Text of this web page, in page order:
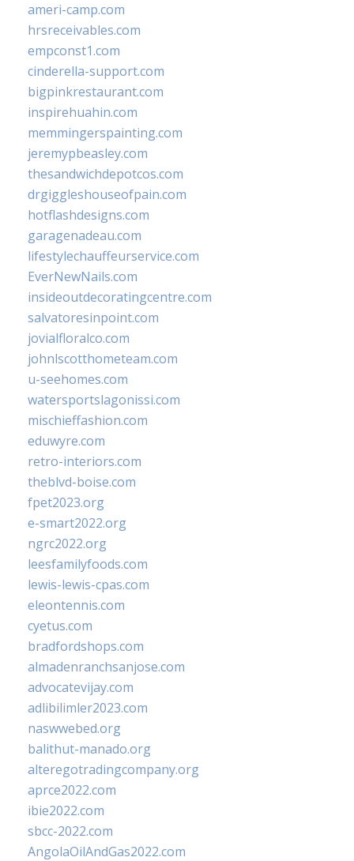
ameri-camp.com
hrsreceivables.com
empconst1.com
cinderella-support.com
bigpinkrestaurant.com
inspirehuahin.com
memmingerspainting.com
jeremypbeasley.com
thesandwichdepotcos.com
drgiggleshouseofpain.com
hotflashdesigns.com
garagenadeau.com
lifestylechauffeurservice.com
EverNewNails.com
insideoutdecoratingcentre.com
salvatoresinpoint.com
jovialfloralco.com
johnlscotthometeam.com
u-seehomes.com
watersportslagonissi.com
mischieffashion.com
eduwyre.com
retro-interiors.com
theblvd-boise.com
fpet2023.org
e-smart2022.org
ngrc2022.org
leesfamilyfoods.com
lewis-lewis-cpas.com
eleontennis.com
cyetus.com
bradfordshops.com
almadenranchsanjose.com
advocatevijay.com
adlibilimler2023.com
naswwebed.org
balithut-manado.org
alteregotradingcompany.org
aprce2022.com
ibie2022.com
sbcc-2022.com
AngolaOilAndGas2022.com